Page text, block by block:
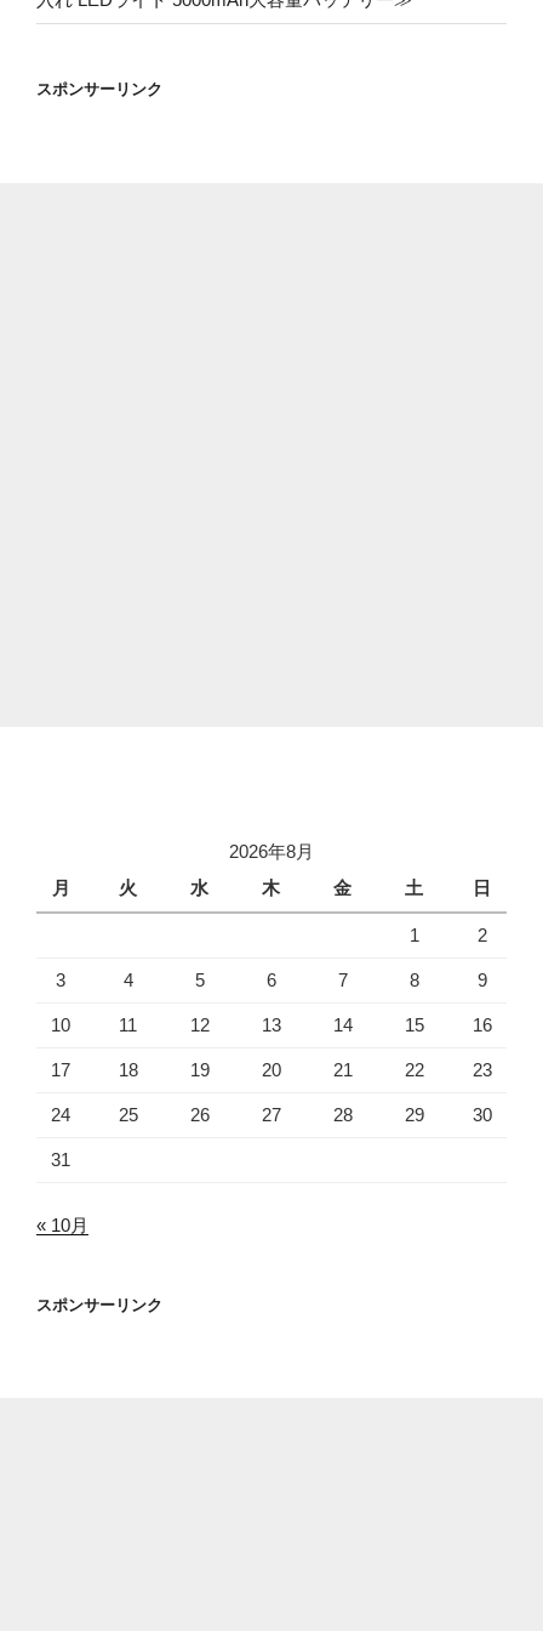
スポンサーリンク
2026年8月
月
火 水 木 金 土 日
1 2
3 4 5 6 7 8 9
10 11 12 13 14 15 16
17 18 19 20 21 22 23
24 25 26 27 28 29 30
31
« 10月
スポンサーリンク